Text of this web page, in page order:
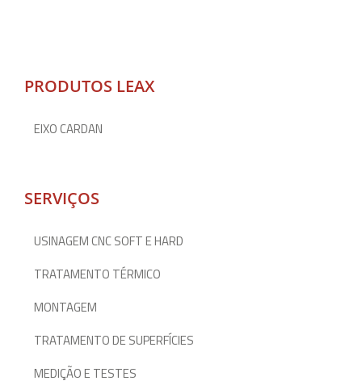
PRODUTOS LEAX
EIXO CARDAN
SERVIÇOS
USINAGEM CNC SOFT E HARD
TRATAMENTO TÉRMICO
MONTAGEM
TRATAMENTO DE SUPERFÍCIES
MEDIÇÃO E TESTES